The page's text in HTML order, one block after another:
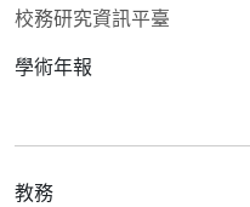
校務研究資訊平臺
學術年報
教務